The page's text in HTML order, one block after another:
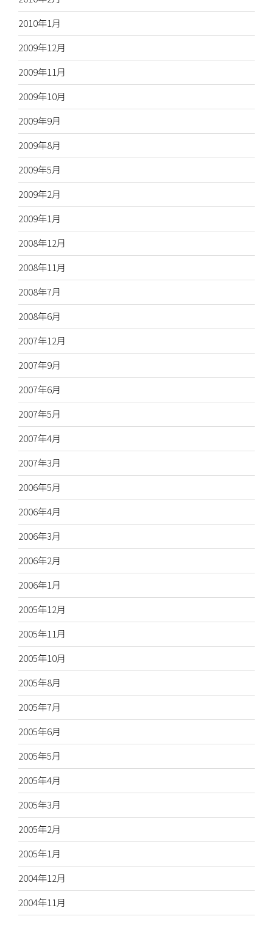
2010年1月
2009年12月
2009年11月
2009年10月
2009年9月
2009年8月
2009年5月
2009年2月
2009年1月
2008年12月
2008年11月
2008年7月
2008年6月
2007年12月
2007年9月
2007年6月
2007年5月
2007年4月
2007年3月
2006年5月
2006年4月
2006年3月
2006年2月
2006年1月
2005年12月
2005年11月
2005年10月
2005年8月
2005年7月
2005年6月
2005年5月
2005年4月
2005年3月
2005年2月
2005年1月
2004年12月
2004年11月